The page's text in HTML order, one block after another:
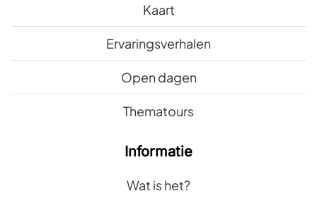
Kaart
Ervaringsverhalen
Open dagen
Thematours
Informatie
Wat is het?